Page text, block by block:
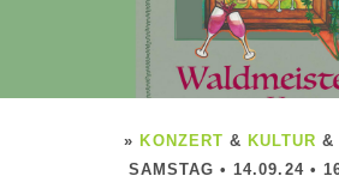
» KONZERT & KULTUR &
SAMSTAG • 14.09.24 •